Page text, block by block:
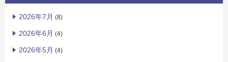
2026年7月 (8)
2026年6月 (4)
2026年5月 (4)